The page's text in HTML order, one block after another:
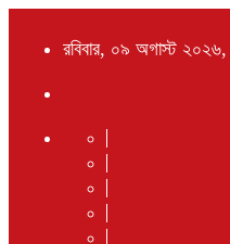
রবিবার, ০৯ অগাস্ট